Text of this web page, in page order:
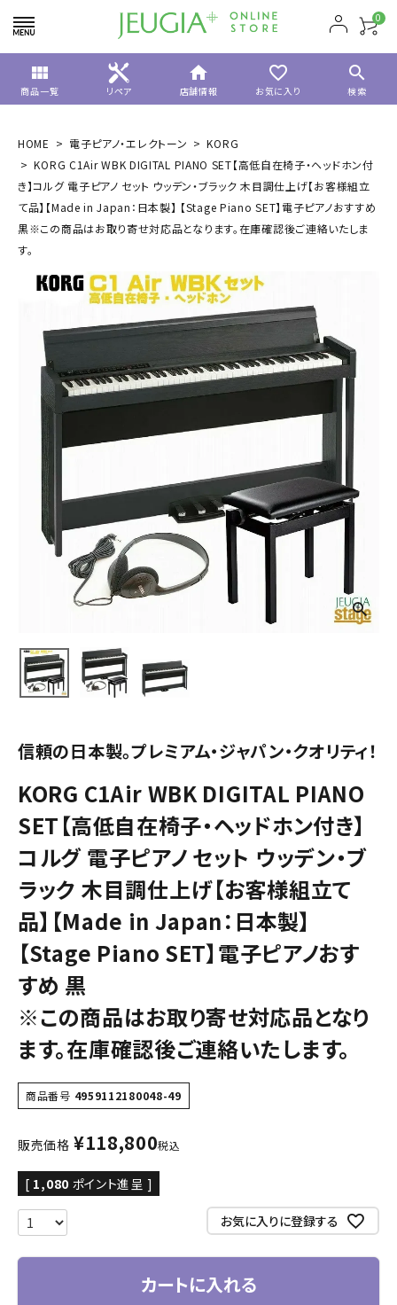
0
view_module
商品一覧 リペア
home
店舗情報
favorite_border
お気に入り
search
検索
HOME 電子ピアノ・エレクトーン
KORG
KORG C1Air WBK DIGITAL PIANO SET【高低自在椅子・ヘッドホン付
き】コルグ 電子ピアノ セット ウッデン・ブラック 木目調仕上げ【お客様組立
て品】【Made in Japan：日本製】 【Stage Piano SET】電子ピアノおすすめ
黒※この商品はお取り寄せ対応品となります。在庫確認後ご連絡いたしま
す。
信頼の日本製。プレミアム・ジャパン・クオリティ！
KORG C1Air WBK DIGITAL PIANO
SET【高低自在椅子・ヘッドホン付き】
コルグ 電子ピアノ セット ウッデン・ブ
ラック 木目調仕上げ【お客様組立て
品】【Made in Japan：日本製】
【Stage Piano SET】電子ピアノおす
すめ 黒
※この商品はお取り寄せ対応品となり
ます。在庫確認後ご連絡いたします。
商品番号 4959112180048-49
販売価格 ¥118,800税込
[ 1,080 ポイント進呈 ]
お気に入りに登録する
カートに入れる